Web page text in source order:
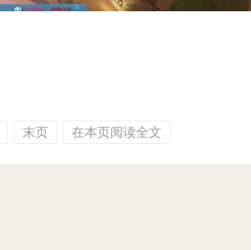
末页 在本页阅读全文